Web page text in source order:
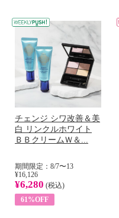
チェンジ シワ改善＆美
白 リンクルホワイト
ＢＢクリームＷ＆...
期間限定：8/7〜13
¥16,126
¥6,280 (税込)
61%OFF